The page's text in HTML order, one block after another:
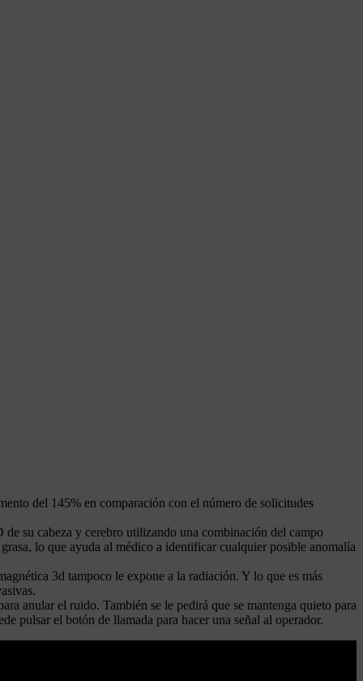
del 145% en comparación con el número de solicitudes
su cabeza y cerebro utilizando una combinación del campo
lo que ayuda al médico a identificar cualquier posible anomalía
3d tampoco le expone a la radiación. Y lo que es más
anular el ruido. También se le pedirá que se mantenga quieto para
pulsar el botón de llamada para hacer una señal al operador.